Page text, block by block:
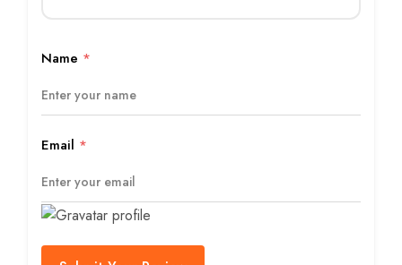
Name *
Email *